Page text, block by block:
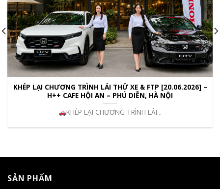
KHÉP LẠI CHƯƠNG TRÌNH LÁI THỬ XE & FTP [20.06.2026] –
H++ CAFE HỘI AN – PHÚ DIỄN, HÀ NỘI
KHÉP LẠI CHƯƠNG TRÌNH LÁI...
SẢN PHẨM